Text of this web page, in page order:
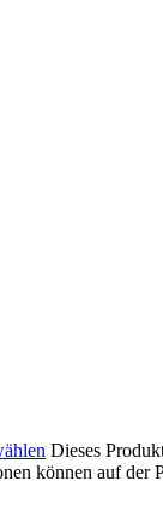
Dieses
können auf der